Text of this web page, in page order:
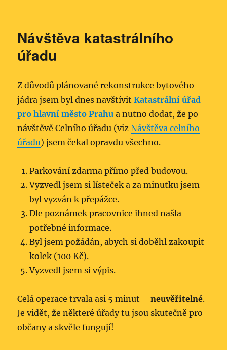
Návštěva katastrálního
úřadu
Z důvodů plánované rekonstrukce bytového
jádra jsem byl dnes navštívitKatastrální úřad
pro hlavní město Prahu a nutno dodat, že po
návštěvě Celního úřadu (vizNávštěva celního
úřadu) jsem čekal opravdu všechno.
Parkování zdarma přímo před budovou.
Vyzvedl jsem si lísteček a za minutku jsem
byl vyzván k přepážce.
Dle poznámek pracovnice ihned našla
potřebné informace.
Byl jsem požádán, abych si doběhl zakoupit
kolek (100 Kč).
Vyzvedl jsem si výpis.
Celá operace trvala asi 5 minut –neuvěřitelné.
Je vidět, že některé úřady tu jsou skutečně pro
občany a skvěle fungují!